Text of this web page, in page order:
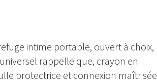
intime portable, ouvert à choix,
rappelle que, crayon en
protectrice et connexion maîtrisée